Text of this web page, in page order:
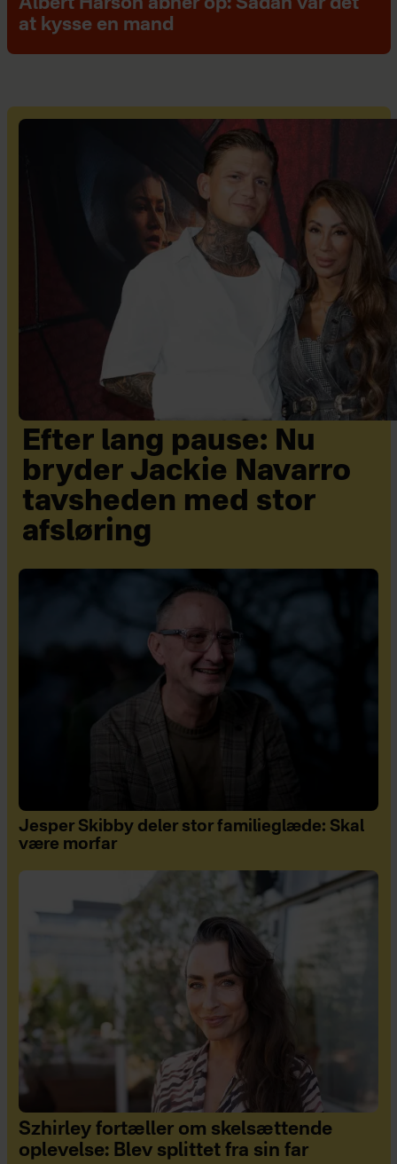
Albert Harson åbner op: Sådan var det
at kysse en mand
Efter lang pause: Nu
bryder Jackie Navarro
tavsheden med stor
afsløring
Jesper Skibby deler stor familieglæde: Skal
være morfar
Szhirley fortæller om skelsættende
oplevelse: Blev splittet fra sin far